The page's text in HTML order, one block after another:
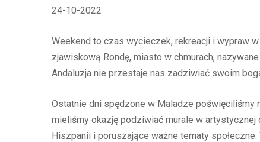
24-10-2022
Weekend to czas wycieczek, rekreacji i wypraw
zjawiskową Rondę, miasto w chmurach,
Andaluzja nie przestaje nas zadziwiać swoim
Ostatnie dni spędzone w Maladze poświęciliśmy
mieliśmy okazję podziwiać murale w
Hiszpanii i poruszające ważne tematy